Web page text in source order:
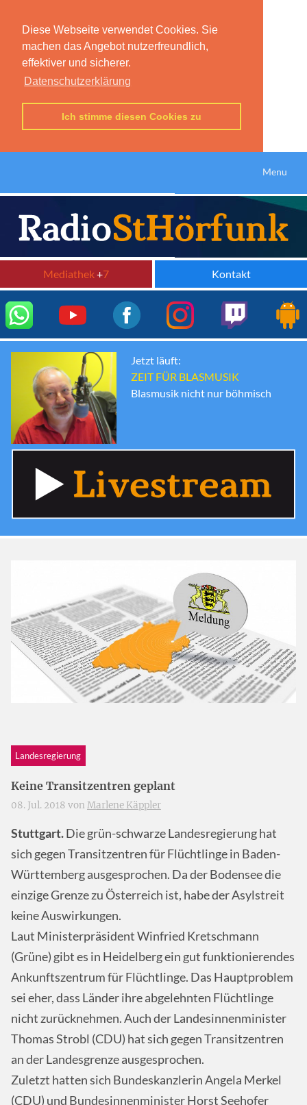
Diese Webseite verwendet Cookies. Sie
machen das Angebot nutzerfreundlich,
effektiver und sicherer.
Datenschutzerklärung
Ich stimme diesen Cookies zu
Menu
Mediathek+7 Kontakt
Jetzt läuft:
ZEIT FÜR BLASMUSIK
Blasmusik nicht nur böhmisch
Landesregierung
Keine Transitzentren geplant
08. Jul. 2018 von Marlene Käppler
Stuttgart.Die grün-schwarze Landesregierung hat
sich gegen Transitzentren für Flüchtlinge in Baden-
Württemberg ausgesprochen. Da der Bodensee die
einzige Grenze zu Österreich ist, habe der Asylstreit
keine Auswirkungen.
Laut Ministerpräsident Winfried Kretschmann
(Grüne) gibt es in Heidelberg ein gut funktionierendes
Ankunftszentrum für Flüchtlinge. Das Hauptproblem
sei eher, dass Länder ihre abgelehnten Flüchtlinge
nicht zurücknehmen. Auch der Landesinnenminister
Thomas Strobl (CDU) hat sich gegen Transitzentren
an der Landesgrenze ausgesprochen.
Zuletzt hatten sich Bundeskanzlerin Angela Merkel
(CDU) und Bundesinnenminister Horst Seehofer